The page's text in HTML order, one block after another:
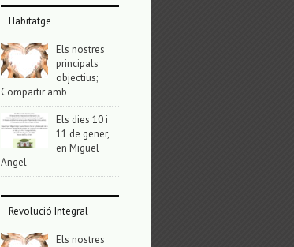
Habitatge
Els nostres
principals
objectius;
Compartir amb
Els dies 10 i
11 de gener,
en Miguel
Angel
Revolució Integral
Els nostres